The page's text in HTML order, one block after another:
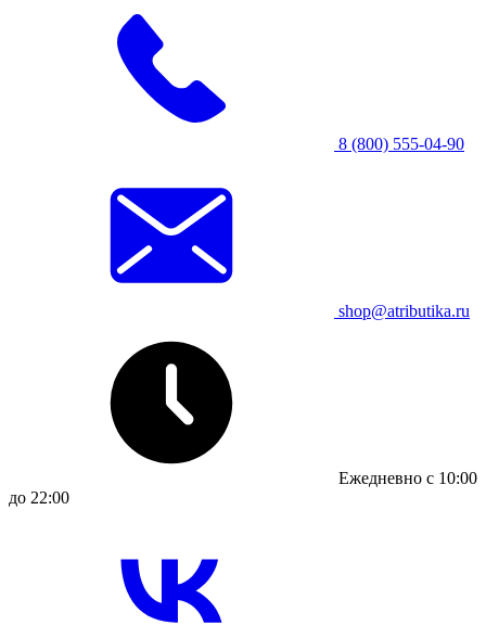
8 (800) 555-04-90
shop@atributika.ru
Ежедневно с 10:00
до 22:00